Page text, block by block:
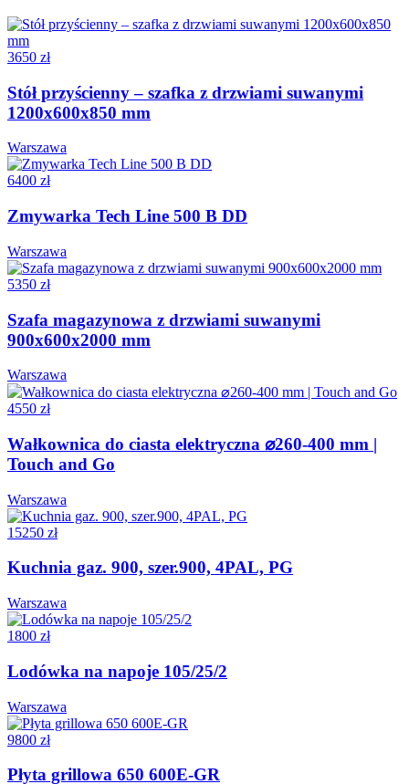
3650 zł
Stół przyścienny – szafka z drzwiami suwanymi
1200x600x850 mm
Warszawa
6400 zł
Zmywarka Tech Line 500 B DD
Warszawa
5350 zł
Szafa magazynowa z drzwiami suwanymi
900x600x2000 mm
Warszawa
4550 zł
Wałkownica do ciasta elektryczna ⌀260-400 mm |
Touch and Go
Warszawa
15250 zł
Kuchnia gaz. 900, szer.900, 4PAL, PG
Warszawa
1800 zł
Lodówka na napoje 105/25/2
Warszawa
9800 zł
Płyta grillowa 650 600E-GR